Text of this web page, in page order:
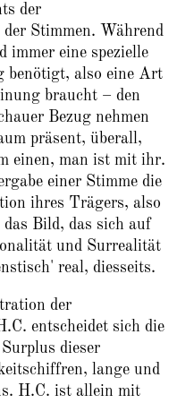
der
Stimmen. Während
immer eine spezielle
benötigt, also eine Art
braucht – den
Bezug nehmen
präsent, überall,
einen, man ist mit ihr.
einer Stimme die
ihres Trägers, also
Bild, das sich auf
und Surrealität
real, diesseits.
der
entscheidet sich die
dieser
lange und
H.C. ist allein mit